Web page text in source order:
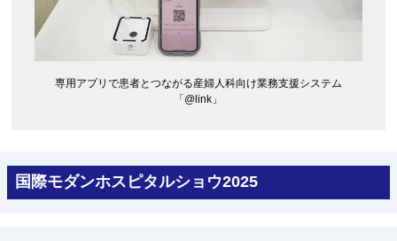
専用アプリで患者とつながる産婦人科向け業務支援システム
「@link」
国際モダンホスピタルショウ2025